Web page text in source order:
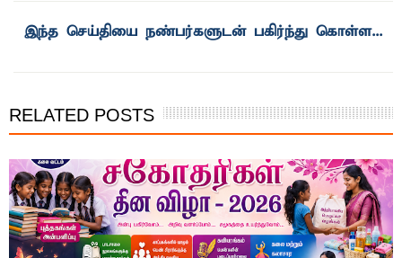
RELATED POSTS